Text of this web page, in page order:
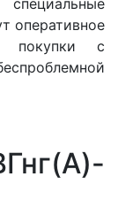
оперативное
покупки с